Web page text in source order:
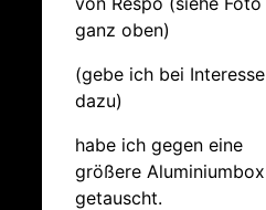
ganz oben)
(gebe ich bei Interesse
dazu)
habe ich gegen eine
größere Aluminiumbox
getauscht.